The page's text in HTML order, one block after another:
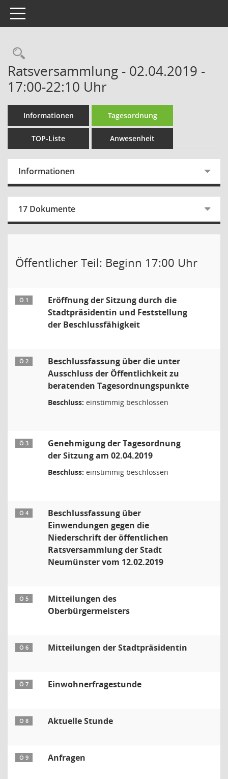
Toggle navigation
Rechercheauswahl
Ratsversammlung - 02.04.2019 -
17:00-22:10 Uhr
Informationen Tagesordnung
TOP-Liste Anwesenheit
Informationen
17 Dokumente
Öffentlicher Teil: Beginn 17:00 Uhr
Ö 1
Eröffnung der Sitzung durch die
Stadtpräsidentin und Feststellung
der Beschlussfähigkeit
Ö 2
Beschlussfassung über die unter
Ausschluss der Öffentlichkeit zu
beratenden Tagesordnungspunkte
Beschluss: einstimmig beschlossen
Ö 3
Genehmigung der Tagesordnung
der Sitzung am 02.04.2019
Beschluss: einstimmig beschlossen
Ö 4
Beschlussfassung über
Einwendungen gegen die
Niederschrift der öffentlichen
Ratsversammlung der Stadt
Neumünster vom 12.02.2019
Ö 5
Mitteilungen des
Oberbürgermeisters
Ö 6 Mitteilungen der Stadtpräsidentin
Ö 7 Einwohnerfragestunde
Ö 8 Aktuelle Stunde
Ö 9 Anfragen